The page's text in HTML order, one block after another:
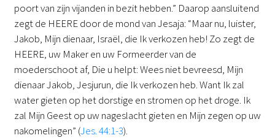
poort van zijn vijanden in bezit hebben.” Daarop aansluitend
zegt de HEERE door de mond van Jesaja: “Maar nu, luister,
Jakob, Mijn dienaar, Israël, die Ik verkozen heb! Zo zegt de
HEERE, uw Maker en uw Formeerder van de
moederschoot af, Die u helpt: Wees niet bevreesd, Mijn
dienaar Jakob, Jesjurun, die Ik verkozen heb. Want Ik zal
water gieten op het dorstige en stromen op het droge. Ik
zal Mijn Geest op uw nageslacht gieten en Mijn zegen op uw
nakomelingen” (Jes. 44:1-3).